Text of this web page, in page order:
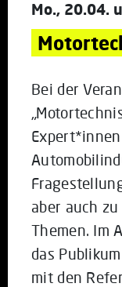
Mo., 20.04.
Bei der
aber auch
Themen. Im
das
mit den